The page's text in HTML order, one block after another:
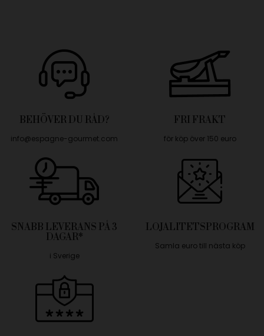
BEHÖVER DU RÅD?
info@espagne-gourmet.com
FRI FRAKT
för köp över 150 euro
SNABB LEVERANS PÅ 3
DAGAR*
i Sverige
LOJALITETSPROGRAM
Samla euro till nästa köp